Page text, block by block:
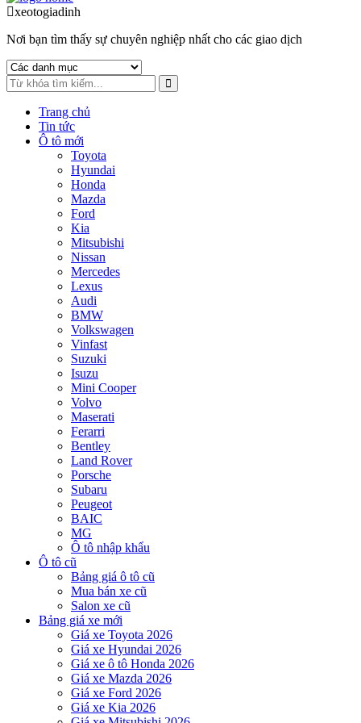
to
toxeotogiadinh
Nơi bạn tìm thấy sự chuyên nghiệp nhất cho các giao dịch
Trang chủ
Tin tức
Ô tô mới
Toyota
Hyundai
Honda
Mazda
Ford
Kia
Mitsubishi
Nissan
Mercedes
Lexus
Audi
BMW
Volkswagen
Vinfast
Suzuki
Isuzu
Mini Cooper
Volvo
Maserati
Ferarri
Bentley
Land Rover
Porsche
Subaru
Peugeot
BAIC
MG
Ô tô nhập khẩu
Ô tô cũ
Bảng giá ô tô cũ
Mua bán xe cũ
Salon xe cũ
Bảng giá xe mới
Giá xe Toyota 2026
Giá xe Hyundai 2026
Giá xe ô tô Honda 2026
Giá xe Mazda 2026
Giá xe Ford 2026
Giá xe Kia 2026